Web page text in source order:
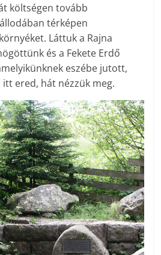
költségen tovább
térképen
Láttuk a Rajna
és a Fekete Erdő
eszébe jutott,
ered, hát nézzük meg.